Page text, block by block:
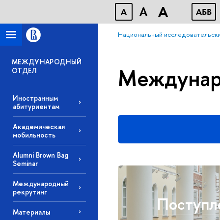
A A A АБВ
Национальный
МЕЖДУНАРОДНЫЙ
ОТДЕЛ
Иностранным
абитуриентам
Академическая
мобильность
Alumni Brown Bag
Seminar
Международный
рекрутинг
Материалы